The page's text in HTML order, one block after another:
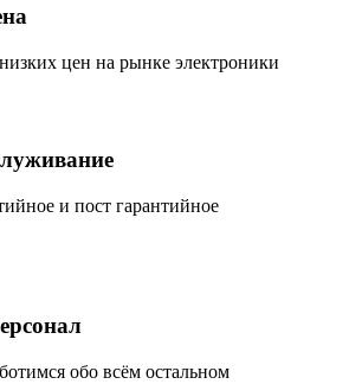
цен на рынке электроники
и пост гарантийное
обо всём остальном